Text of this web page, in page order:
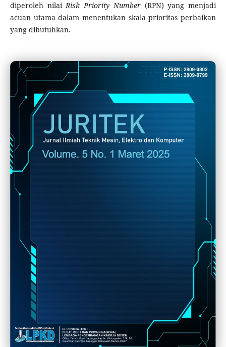
diperoleh nilaiRisk Priority Number(RPN) yang menjadi
acuan utama dalam menentukan skala prioritas perbaikan
yang dibutuhkan.